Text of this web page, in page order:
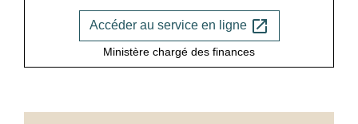
Accéder au service en ligne open_in_new
Ministère chargé des finances